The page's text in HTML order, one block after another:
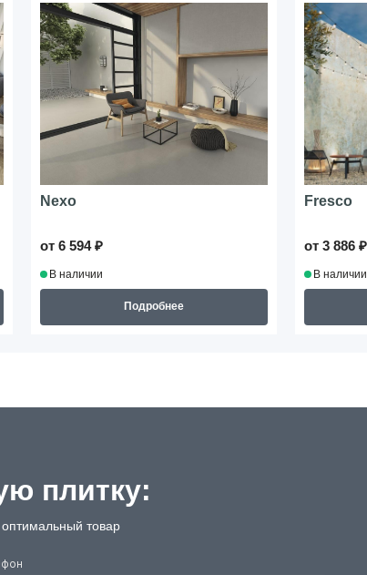
Nexo
от 6 594 ₽
В наличии
Подробнее
Fresco
от 3 886 ₽
В наличии
плитку:
товар